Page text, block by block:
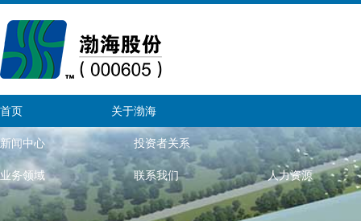
首页 关于渤海
新闻中心 投资者关系
业务领域 联系我们 人力资源